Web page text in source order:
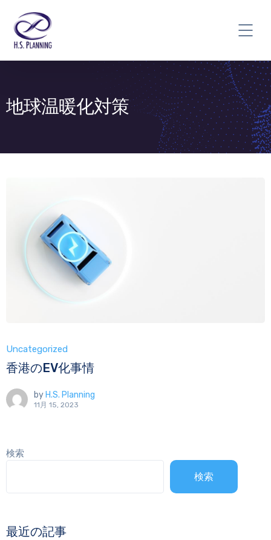
地球温暖化対策
Uncategorized
香港のEV化事情
by H.S. Planning
11月 15, 2023
検索
検索
最近の記事